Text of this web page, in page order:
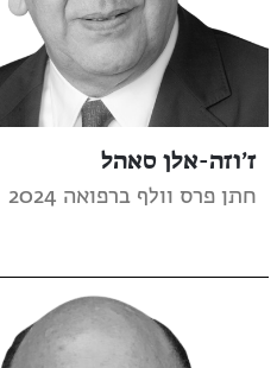
ז’וזה-אלן סאהל
חתן פרס וולף ברפואה 2024